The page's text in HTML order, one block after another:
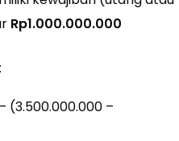
Rp1.000.000.000
(3.500.000.000 –